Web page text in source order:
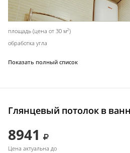
площадь (цена от 30 м2)
обработка угла
Показать полный список
Глянцевый потолок в
8941
Цена актуальна до